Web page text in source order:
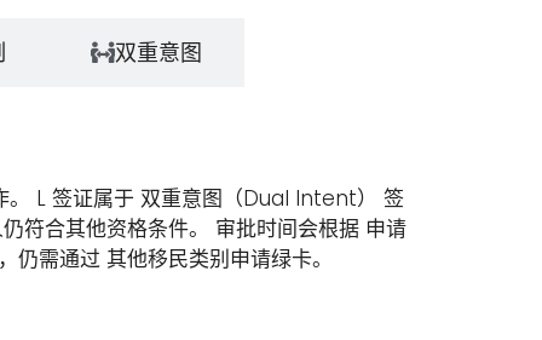
双重意图
。 L 签证属于 双重意图（Dual Intent） 签
符合其他资格条件。 审批时间会根据 申请
需通过 其他移民类别申请绿卡。